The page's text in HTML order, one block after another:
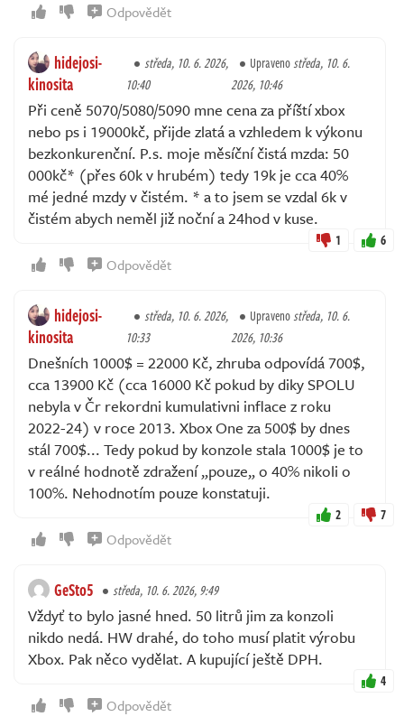
Odpovědět
hidejosi-
kinosita
středa, 10. 6. 2026,
10:40
Upravenostředa, 10. 6.
2026, 10:46
Při ceně 5070/5080/5090 mne cena za příští xbox
nebo ps i 19000kč, přijde zlatá a vzhledem k výkonu
bezkonkurenční. P.s. moje měsíční čistá mzda: 50
000kč* (přes 60k v hrubém) tedy 19k je cca 40%
mé jedné mzdy v čistém. * a to jsem se vzdal 6k v
čistém abych neměl již noční a 24hod v kuse.
1 6
Odpovědět
hidejosi-
kinosita
středa, 10. 6. 2026,
10:33
Upravenostředa, 10. 6.
2026, 10:36
Dnešních 1000$ = 22000 Kč, zhruba odpovídá 700$,
cca 13900 Kč (cca 16000 Kč pokud by diky SPOLU
nebyla v Čr rekordni kumulativni inflace z roku
2022-24) v roce 2013. Xbox One za 500$ by dnes
stál 700$... Tedy pokud by konzole stala 1000$ je to
v reálné hodnotě zdražení „pouze„ o 40% nikoli o
100%. Nehodnotím pouze konstatuji.
2 7
Odpovědět
GeSto5 středa, 10. 6. 2026, 9:49
Vždyť to bylo jasné hned. 50 litrů jim za konzoli
nikdo nedá. HW drahé, do toho musí platit výrobu
Xbox. Pak něco vydělat. A kupující ještě DPH.
4
Odpovědět